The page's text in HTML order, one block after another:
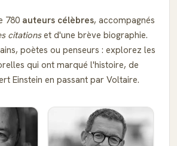
780 auteurs célèbres, accompagnés
citationset d'une brève biographie.
poètes ou penseurs : explorez les
qui ont marqué l'histoire, de
Einstein en passant par Voltaire.